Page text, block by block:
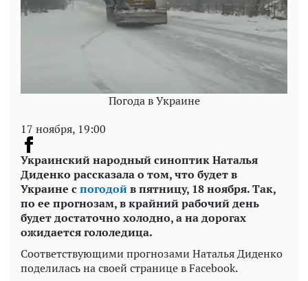
Погода в Украине
17 ноября, 19:00
Украинский народный синоптик Наталья
Диденко рассказала о том, что будет в
Украине спогодойв пятницу, 18 ноября. Так,
по ее прогнозам, в крайний рабочий день
будет достаточно холодно, а на дорогах
ожидается гололедица.
Соответствующими прогнозами Наталья Диденко
поделилась на своей странице в Facebook.